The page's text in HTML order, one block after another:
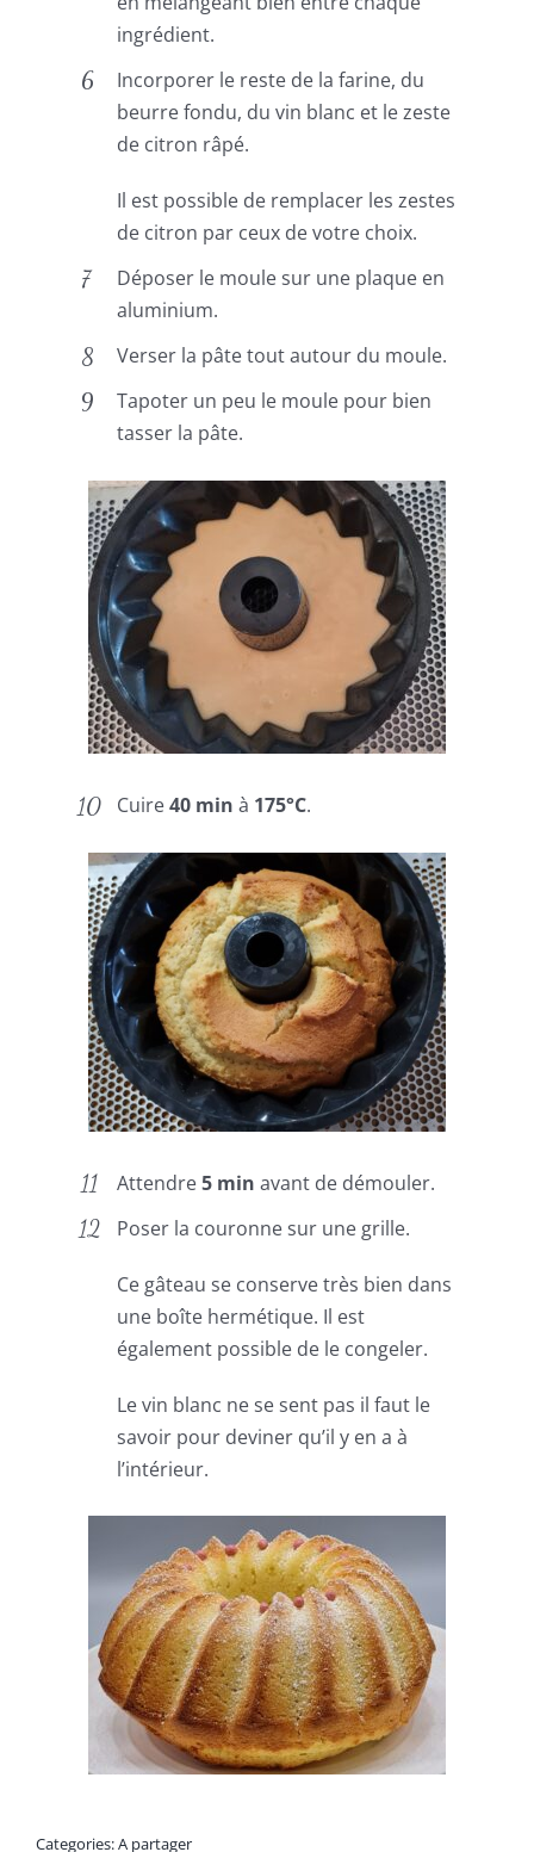
ingrédient.
Incorporer le reste de la farine, du
beurre fondu, du vin blanc et le zeste
de citron râpé.
Il est possible de remplacer les zestes
de citron par ceux de votre choix.
Déposer le moule sur une plaque en
aluminium.
Verser la pâte tout autour du moule.
Tapoter un peu le moule pour bien
tasser la pâte.
Cuire40 min à 175°C.
Attendre5 min avant de démouler.
Poser la couronne sur une grille.
Ce gâteau se conserve très bien dans
une boîte hermétique. Il est
également possible de le congeler.
Le vin blanc ne se sent pas il faut le
savoir pour deviner qu’il y en a à
l’intérieur.
Categories:A partager